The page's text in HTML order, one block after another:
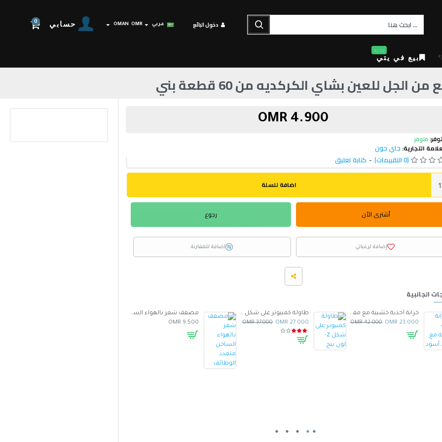
دخول البائع عربي OMR
OMAN حسابي 0
بيع في يتي
جديد
الجل للعين بشاي الكركديه من 60 قطعة بني
متوفر
التجارية: جاي جون
(0 التقييمات)
- كتابة تعليق
4.900 OMR
اضافة للسلة
أشترى الأن رجوع
إضافة لرغباتي اضافة للمقارنة
الجانبية
خزانة أحذية خشبية مع مقعد أسود
23.000 OMR
42.000 OMR
طاولة كمبيوتر على شكل Z- لون بيج
27.000 OMR
37.000 OMR
مصفف شعر بالهواء الساخن متعدد الوظائف
9.500 OMR